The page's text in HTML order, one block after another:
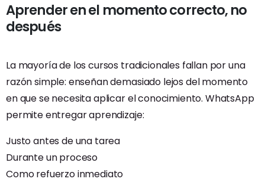
Aprender en el momento correcto, no
después
La mayoría de los cursos tradicionales fallan por una
razón simple: enseñan demasiado lejos del momento
en que se necesita aplicar el conocimiento. WhatsApp
permite entregar aprendizaje:
Justo antes de una tarea
Durante un proceso
Como refuerzo inmediato